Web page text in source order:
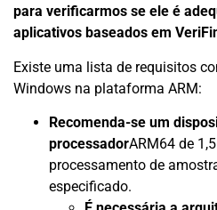
para verificarmos se ele é
aplicativos baseados em
Existe uma lista de requisitos
Windows na plataforma ARM:
Recomenda-se um
processadorARM64 de
processamento de
especificado.